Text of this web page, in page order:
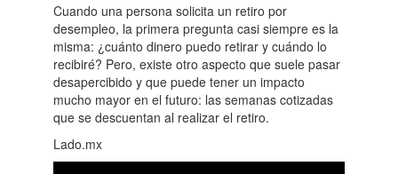
Cuando una persona solicita un retiro por
desempleo, la primera pregunta casi siempre es la
misma: ¿cuánto dinero puedo retirar y cuándo lo
recibiré? Pero, existe otro aspecto que suele pasar
desapercibido y que puede tener un impacto
mucho mayor en el futuro: las semanas cotizadas
que se descuentan al realizar el retiro.
Lado.mx